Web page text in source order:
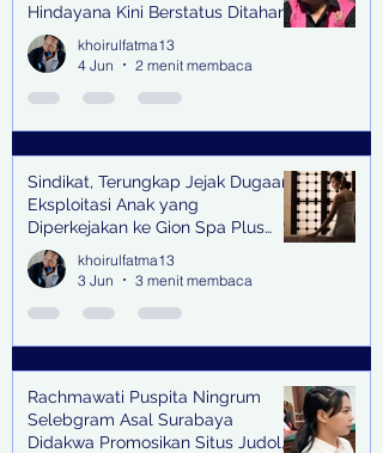
Hindayana Kini Berstatus Ditahan
khoirulfatma13
4 Jun
2 menit membaca
Sindikat, Terungkap Jejak Dugaan
Eksploitasi Anak yang
Diperkejakan ke Gion Spa Plus
and Pub Surabaya,
khoirulfatma13
3 Jun
3 menit membaca
Rachmawati Puspita Ningrum
Selebgram Asal Surabaya
Didakwa Promosikan Situs Judol,